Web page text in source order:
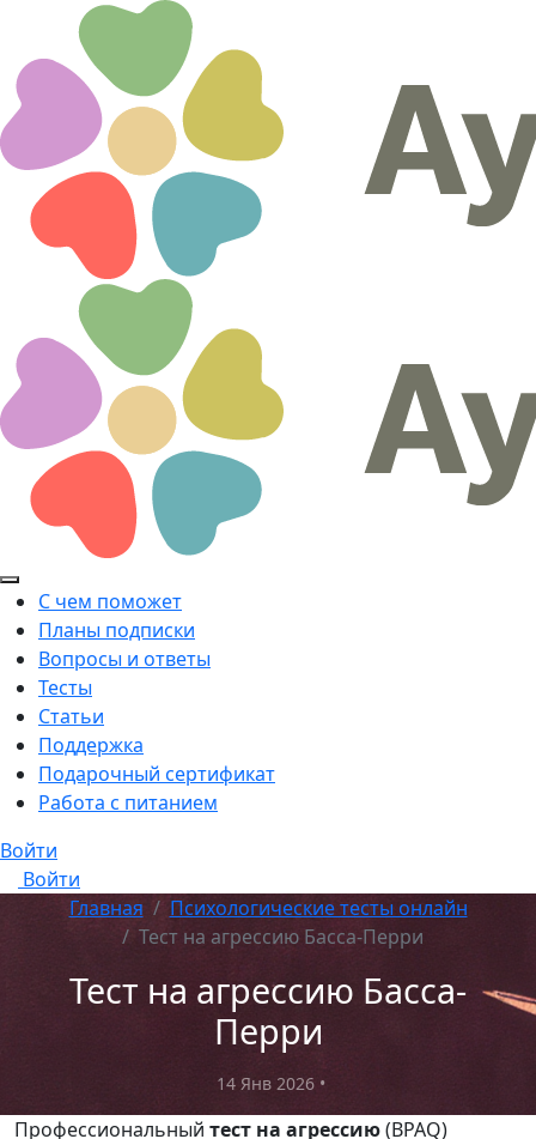
С чем поможет
Планы подписки
Вопросы и ответы
Тесты
Статьи
Поддержка
Подарочный сертификат
Работа с питанием
Войти
Войти
Главная
Психологические тесты онлайн
Тест на агрессию Басса-Перри
Тест на агрессию Басса-
Перри
14 Янв 2026•
Профессиональный тест на агрессию(BPAQ)